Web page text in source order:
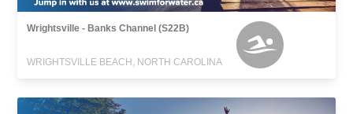
Wrightsville - Banks Channel (S22B)
WRIGHTSVILLE BEACH, NORTH CAROLINA